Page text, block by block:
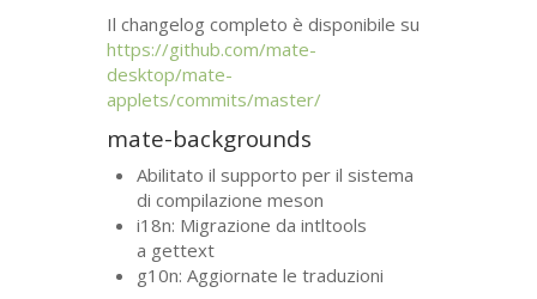
Il changelog completo è disponibile su
https://github.com/mate-
desktop/mate-
applets/commits/master/
mate-backgrounds
Abilitato il supporto per il sistema
di compilazione meson
i18n: Migrazione da intltools
a gettext
g10n: Aggiornate le traduzioni